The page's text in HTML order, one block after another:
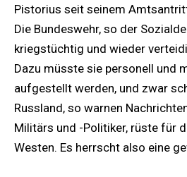
Pistorius seit seinem
Die Bundeswehr, so der
kriegstüchtig und wieder
Dazu müsste sie personell und
aufgestellt werden, und zwar
Russland, so warnen
Militärs und -Politiker, rüste für
Westen. Es herrscht also eine